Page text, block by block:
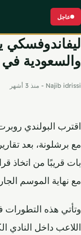
عاجل
ليفاندوفسكي
والسعودية
Najib idrissi
- منذ 3 أشهر
اقترب البولندي
مع برشلونة، بعد
بات قريبًا من اتخاذ
مع نهاية الموسم
وتأتي هذه
اللاعب داخل النادي